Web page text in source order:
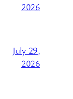
2026
July 29,
2026